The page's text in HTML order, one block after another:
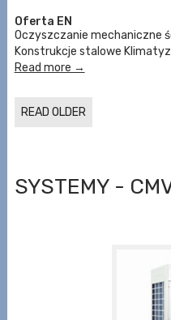
Oferta EN
Oczyszczanie mechaniczne
Konstrukcje stalowe
Read more →
READ OLDER
SYSTEMY -